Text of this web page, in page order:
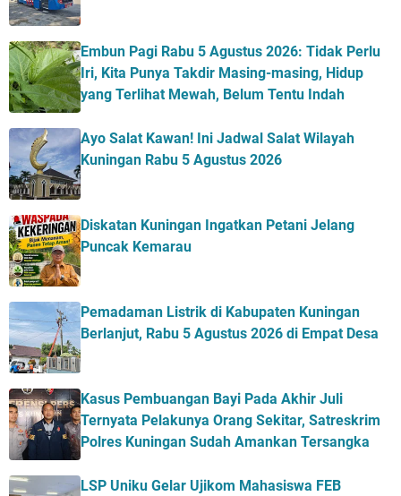
Embun Pagi Rabu 5 Agustus 2026: Tidak Perlu
Iri, Kita Punya Takdir Masing-masing, Hidup
yang Terlihat Mewah, Belum Tentu Indah
Ayo Salat Kawan! Ini Jadwal Salat Wilayah
Kuningan Rabu 5 Agustus 2026
Diskatan Kuningan Ingatkan Petani Jelang
Puncak Kemarau
Pemadaman Listrik di Kabupaten Kuningan
Berlanjut, Rabu 5 Agustus 2026 di Empat Desa
Kasus Pembuangan Bayi Pada Akhir Juli
Ternyata Pelakunya Orang Sekitar, Satreskrim
Polres Kuningan Sudah Amankan Tersangka
LSP Uniku Gelar Ujikom Mahasiswa FEB